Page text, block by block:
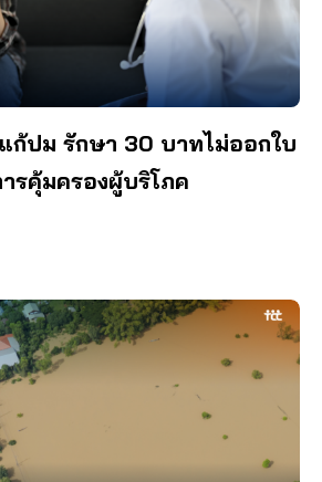
แก้ปม รักษา 30 บาทไม่ออกใบ
รคุ้มครองผู้บริโภค